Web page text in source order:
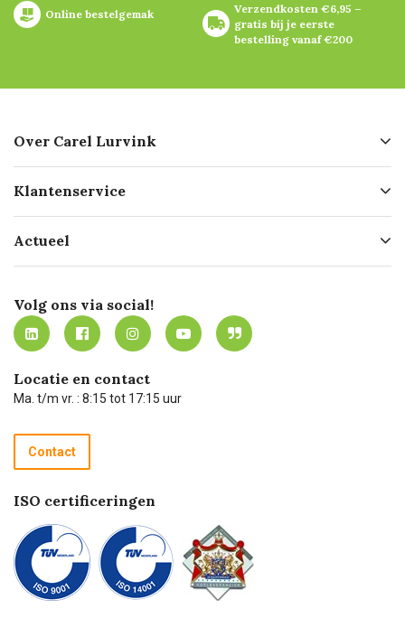
Online bestelgemak
Verzendkosten €6,95 –
gratis bij je eerste
bestelling vanaf €200
Over Carel Lurvink
Geschiedenis
Missie
Certificering
Werken bij Carel Lurvink
MVO
Klantenservice
Bezorgen
Mijn Carel Lurvink
Mijn Carel Lurvink instructievideo's
Carel Lurvink App
Hulp op afstand
Technische dienst
Recycle programma
Betalen
Actueel
Innovation LAB
Tevreden klanten
Carel Lurvink Blog
Carel de podcast
Volg ons via social!
Locatie en contact
Ma. t/m vr. : 8:15 tot 17:15 uur
Contact
ISO certificeringen